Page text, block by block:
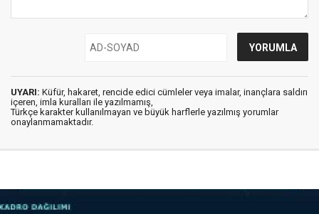
UYARI: Küfür, hakaret, rencide edici cümleler veya imalar, inançlara saldırı
içeren, imla kuralları ile yazılmamış,
Türkçe karakter kullanılmayan ve büyük harflerle yazılmış yorumlar
onaylanmamaktadır.